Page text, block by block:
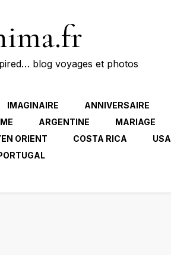
blog voyages et photos
IMAGINAIRE ANNIVERSAIRE
ARGENTINE MARIAGE
ORIENT COSTA RICA USA